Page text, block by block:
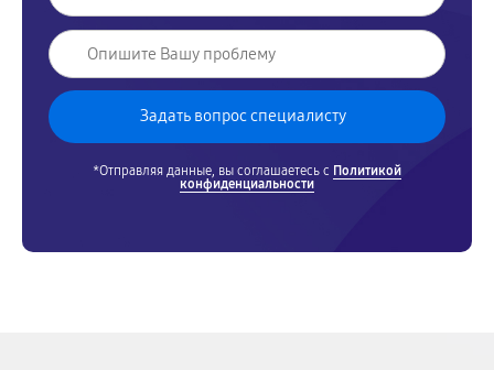
*Отправляя данные, вы соглашаетесь с Политикой
конфиденциальности